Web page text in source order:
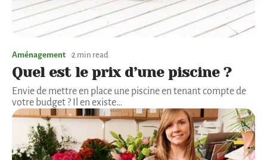
Aménagement 2 min read
Quel est le prix d’une piscine ?
Envie de mettre en place une piscine en tenant compte de
votre budget ? Il en existe…